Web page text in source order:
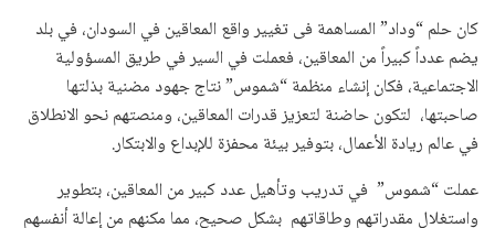
كان حلم “وداد” المساهمة فى تغيير واقع المعاقين في السودان، في بلد
يضم عدداً كبيراً من المعاقين، فعملت في السير في طريق المسؤولية
الاجتماعية، فكان إنشاء منظمة “شموس” نتاج جهود مضنية بذلتها
صاحبتها، لتكون حاضنة لتعزيز قدرات المعاقين، ومنصتهم نحو الانطلاق
في عالم ريادة الأعمال، بتوفير بيئة محفزة للإبداع والابتكار.
عملت “شموس” في تدريب وتأهيل عدد كبير من المعاقين، بتطوير
واستغلال مقدراتهم وطاقاتهم بشكل صحيح، مما مكنهم من إعالة أنفسهم